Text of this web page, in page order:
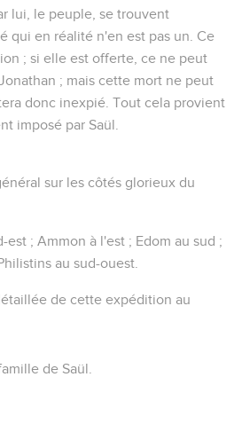
lui, le peuple, se trouvent
qui en réalité n'en est pas un. Ce
; si elle est offerte, ce ne peut
; mais cette mort ne peut
donc inexpié. Tout cela provient
imposé par Saül.
sur les côtés glorieux du
est ; Ammon à l'est ; Edom au sud ;
au sud-ouest.
de cette expédition au
de Saül.